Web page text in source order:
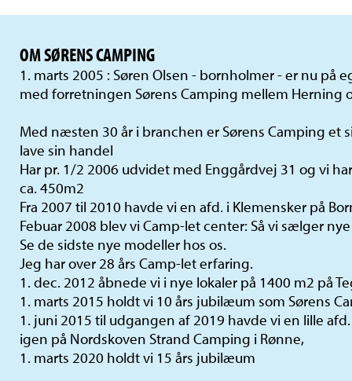
OM SØRENS CAMPING
1. marts 2005 : Søren Olsen - bornholmer - er nu på
med forretningen Sørens Camping mellem Herning
Med næsten 30 år i branchen er Sørens Camping et
lave sin handel
Har pr. 1/2 2006 udvidet med Enggårdvej 31 og vi
ca. 450m2
Fra 2007 til 2010 havde vi en afd. i Klemensker på
Febuar 2008 blev vi Camp-let center: Så vi sælger
Se de sidste nye modeller hos os.
Jeg har over 28 års Camp-let erfaring.
1. dec. 2012 åbnede vi i nye lokaler på 1400 m2 på
1. marts 2015 holdt vi 10 års jubilæum som Sørens
1. juni 2015 til udgangen af 2019 havde vi en lille
igen på Nordskoven Strand Camping i Rønne,
1. marts 2020 holdt vi 15 års jubilæum